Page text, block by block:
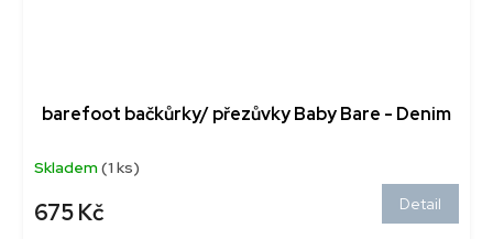
barefoot bačkůrky/ přezůvky Baby Bare - Denim
Skladem(1 ks)
675 Kč Detail